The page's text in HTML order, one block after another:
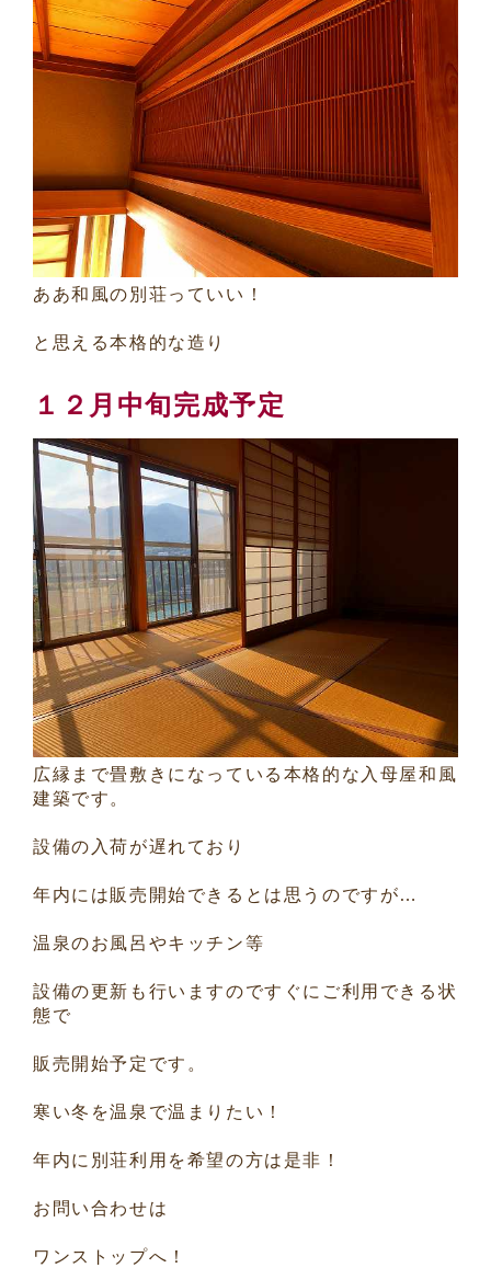
ああ和風の別荘っていい！
と思える本格的な造り
１２月中旬完成予定
広縁まで畳敷きになっている本格的な入母屋和風
建築です。
設備の入荷が遅れており
年内には販売開始できるとは思うのですが…
温泉のお風呂やキッチン等
設備の更新も行いますのですぐにご利用できる状
態で
販売開始予定です。
寒い冬を温泉で温まりたい！
年内に別荘利用を希望の方は是非！
お問い合わせは
ワンストップへ！